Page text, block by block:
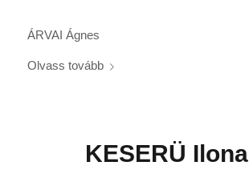
ÁRVAI Ágnes
Olvass tovább
KESERÜ Ilona